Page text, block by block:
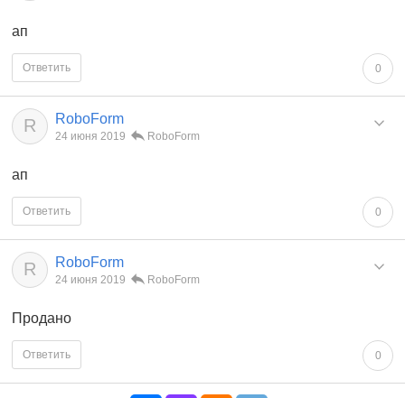
ап
0
Ответить
R RoboForm
24 июня 2019 RoboForm
ап
0
Ответить
R RoboForm
24 июня 2019 RoboForm
Продано
0
Ответить